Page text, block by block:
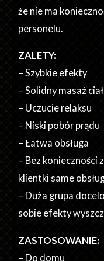
że nie ma
personelu.
ZALETY:
– Szybkie efekty
– Solidny masaż
– Uczucie relaksu
– Niski pobór prądu
– Łatwa obsługa
– Bez
klientki same
– Duża grupa
sobie efekty
ZASTOSOWANIE:
– Do domu